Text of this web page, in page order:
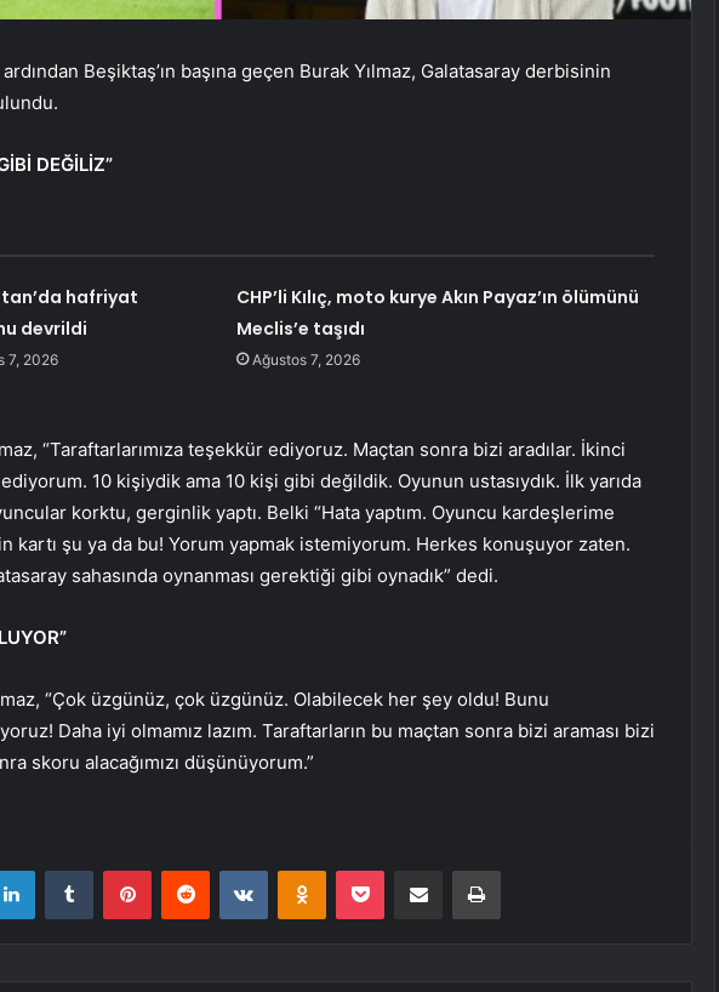
Beşiktaş’ın başına geçen Burak Yılmaz, Galatasaray derbisinin
DEĞİLİZ”
hafriyat
devrildi
7, 2026
CHP’li Kılıç, moto kurye Akın Payaz’ın ölümünü
Meclis’e taşıdı
Ağustos 7, 2026
“Taraftarlarımıza teşekkür ediyoruz. Maçtan sonra bizi aradılar. İkinci
10 kişiydik ama 10 kişi gibi değildik. Oyunun ustasıydık. İlk yarıda
korktu, gerginlik yaptı. Belki “Hata yaptım. Oyuncu kardeşlerime
kartı şu ya da bu! Yorum yapmak istemiyorum. Herkes konuşuyor zaten.
sahasında oynanması gerektiği gibi oynadık” dedi.
“Çok üzgünüz, çok üzgünüz. Olabilecek her şey oldu! Bunu
Daha iyi olmamız lazım. Taraftarların bu maçtan sonra bizi araması bizi
skoru alacağımızı düşünüyorum.”
LinkedInTumblr PinterestReddit VKontakteOdnoklassniki
Pocket E-Posta ile paylaş Yazdır